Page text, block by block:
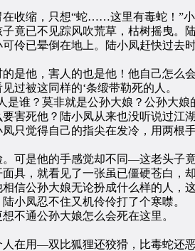
缩，只想“蛇……这里有毒蛇！”小
已不见踪风吹荒草，枯树摇曳。
伶已晕倒在地上。陆小凤赶快过去
他，害人的也是他！他自己怎么
过被这同样的‘条缎带勒死的人。
谁？莫非就是公孙大娘？公孙大娘
害死他？陆小凤从来也没听说过江
只觉得自己的指尖在发冷，用两根
可是他的手感觉却不同—这老头子
具，就看见了一张虽已僵硬苍白，
公孙大娘无论扮成什么样的人，这
凤忍不住又机伶伶打了个寒噤。
通公孙大娘怎么会死在这里。
在用—双比狐狸还狡猾，比毒蛇还